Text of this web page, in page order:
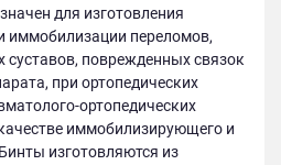
для изготовления
иммобилизации переломов,
поврежденных связок
при ортопедических
ортопедических
иммобилизирующего и
изготовляются из